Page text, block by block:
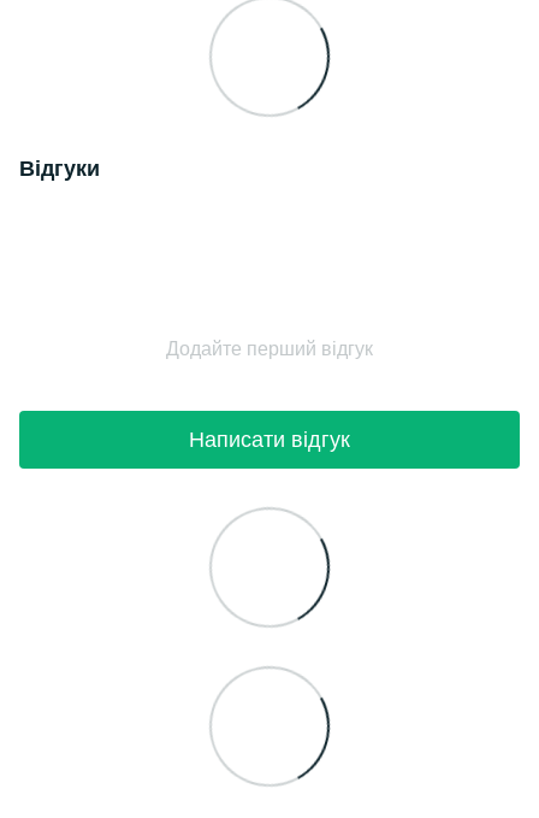
Відгуки
Додайте перший відгук
Написати відгук